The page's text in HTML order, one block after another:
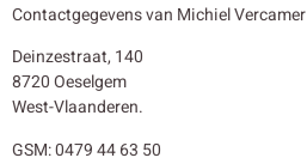
Contactgegevens van Michiel Vercamer
Deinzestraat, 140
8720 Oeselgem
West-Vlaanderen.
GSM: 0479 44 63 50